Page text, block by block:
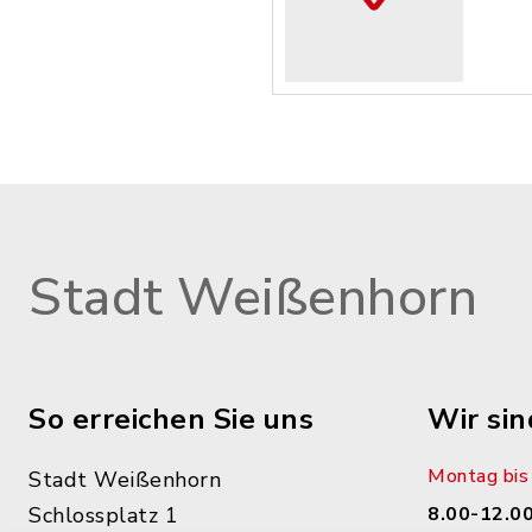
Stadt Weißenhorn
So erreichen Sie uns
Stadt Weißenhorn
Schlossplatz 1
Wir
Montag
8.00-